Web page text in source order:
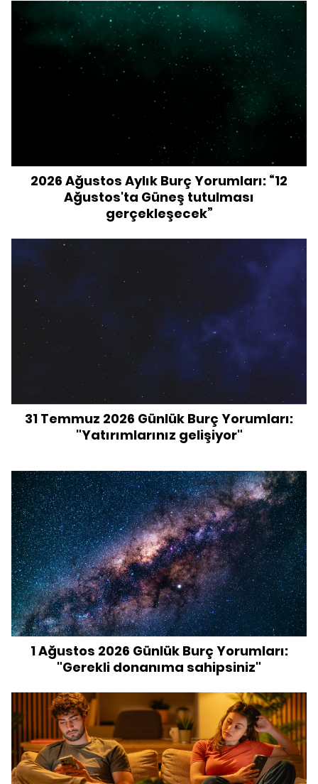
2026 Ağustos Aylık Burç Yorumları: “12
Ağustos'ta Güneş tutulması
gerçekleşecek”
31 Temmuz 2026 Günlük Burç Yorumları:
"Yatırımlarınız gelişiyor"
1 Ağustos 2026 Günlük Burç Yorumları:
"Gerekli donanıma sahipsiniz"